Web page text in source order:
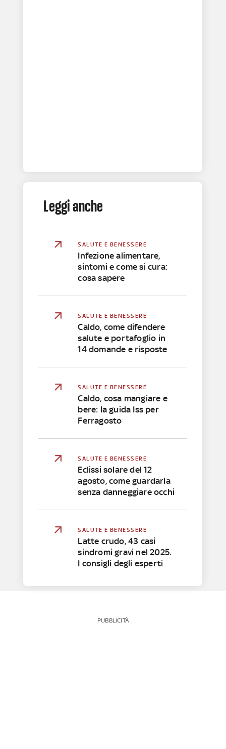
Leggi anche
SALUTE E BENESSERE
Infezione alimentare,
sintomi e come si cura:
cosa sapere
SALUTE E BENESSERE
Caldo, come difendere
salute e portafoglio in
14 domande e risposte
SALUTE E BENESSERE
Caldo, cosa mangiare e
bere: la guida Iss per
Ferragosto
SALUTE E BENESSERE
Eclissi solare del 12
agosto, come guardarla
senza danneggiare occhi
SALUTE E BENESSERE
Latte crudo, 43 casi
sindromi gravi nel 2025.
I consigli degli esperti
PUBBLICITÀ